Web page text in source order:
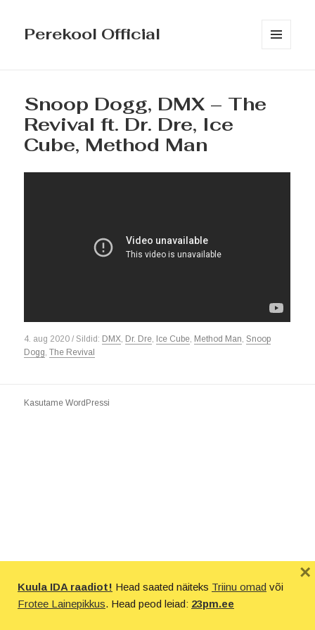
Perekool Official
Snoop Dogg, DMX – The
Revival ft. Dr. Dre, Ice
Cube, Method Man
4. aug 2020 / Sildid: DMX, Dr. Dre, Ice Cube, Method Man,Snoop
Dogg,The Revival
Kasutame WordPressi
Kuula IDA raadiot! Head saated näiteks Triinu omad või
Frotee Lainepikkus. Head peod leiad: 23pm.ee
×